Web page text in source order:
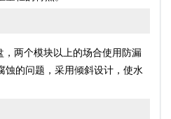
两个模块以上的场合使用防漏
蚀的问题，采用倾斜设计，使水